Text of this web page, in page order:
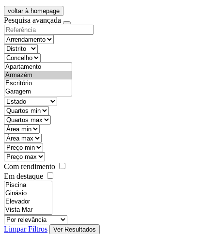
voltar à homepage
Pesquisa avançada
Com rendimento
Em destaque
Limpar Filtros Ver Resultados